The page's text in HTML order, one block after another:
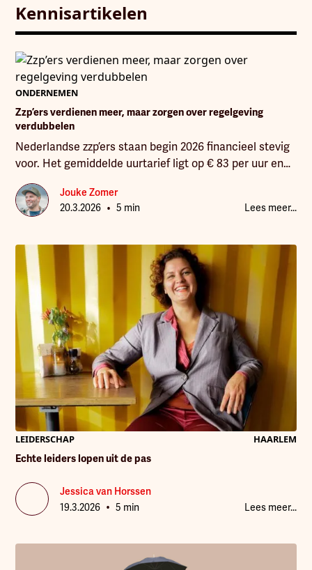
Kennisartikelen
ONDERNEMEN
Zzp’ers verdienen meer, maar zorgen over regelgeving
verdubbelen
Nederlandse zzp’ers staan begin 2026 financieel stevig
voor. Het gemiddelde uurtarief ligt op € 83 per uur en
de gemiddelde winst stijgt naar € 61.570.
Jouke Zomer
20.3.2026 • 5 min Lees meer...
LEIDERSCHAP
HAARLEM
Echte leiders lopen uit de pas
Jessica van Horssen
19.3.2026 • 5 min Lees meer...